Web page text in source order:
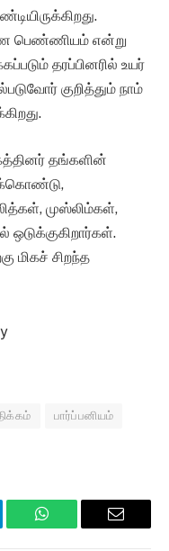
பெண்ணியம் என்று
தரப்பினரில் உயர்
குறித்தும் நாம்
தங்களின்
முஸ்லிம்கள்,
ஒடுக்குகிறார்கள்.
மிகச் சிறந்த
பார்ப்பனியம்
WhatsApp Email